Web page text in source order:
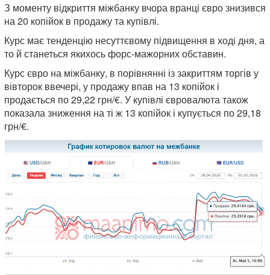
З моменту відкриття міжбанку вчора вранці євро знизився
на 20 копійок в продажу та купівлі.
Курс має тенденцію несуттєвому підвищення в ході дня, а
то й станеться якихось форс-мажорних обставин.
Курс євро на міжбанку, в порівнянні із закриттям торгів у
вівторок ввечері, у продажу впав на 13 копійок і
продається по 29,22 грн/€. У купівлі євровалюта також
показала зниження на ті ж 13 копійок і купується по 29,18
грн/€.